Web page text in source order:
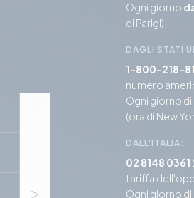
Ogni giorno
di Parigi)
DAGLI STATI
1-800-218-
numero
Ogni giorno di
(ora di New
DALL'ITALIA:
02 8148 0361
tariffa
Ogni giorno di